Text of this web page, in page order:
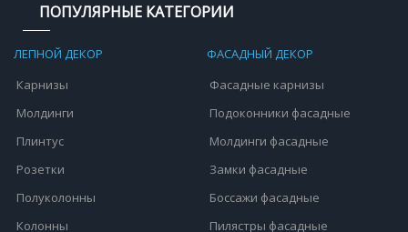
ПОПУЛЯРНЫЕ КАТЕГОРИИ
ЛЕПНОЙ ДЕКОР
Карнизы
Молдинги
Плинтус
Розетки
Полуколонны
Колонны
ФАСАДНЫЙ ДЕКОР
Фасадные карнизы
Подоконники фасадные
Молдинги фасадные
Замки фасадные
Боссажи фасадные
Пилястры фасадные